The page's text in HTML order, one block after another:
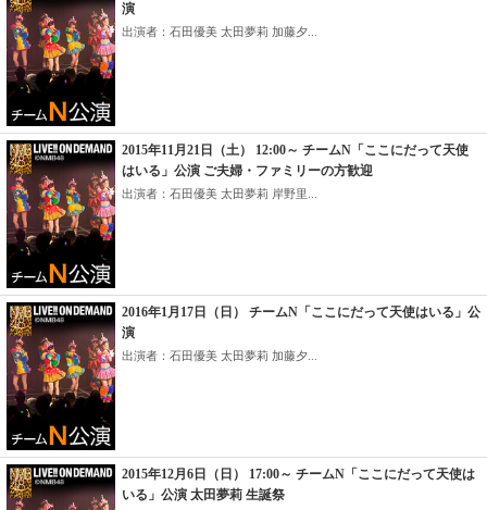
演
出演者：石田優美 太田夢莉 加藤夕...
2015年11月21日（土） 12:00～ チームN「ここにだって天使
はいる」公演 ご夫婦・ファミリーの方歓迎
出演者：石田優美 太田夢莉 岸野里...
2016年1月17日（日） チームN「ここにだって天使はいる」公
演
出演者：石田優美 太田夢莉 加藤夕...
2015年12月6日（日） 17:00～ チームN「ここにだって天使は
いる」公演 太田夢莉 生誕祭